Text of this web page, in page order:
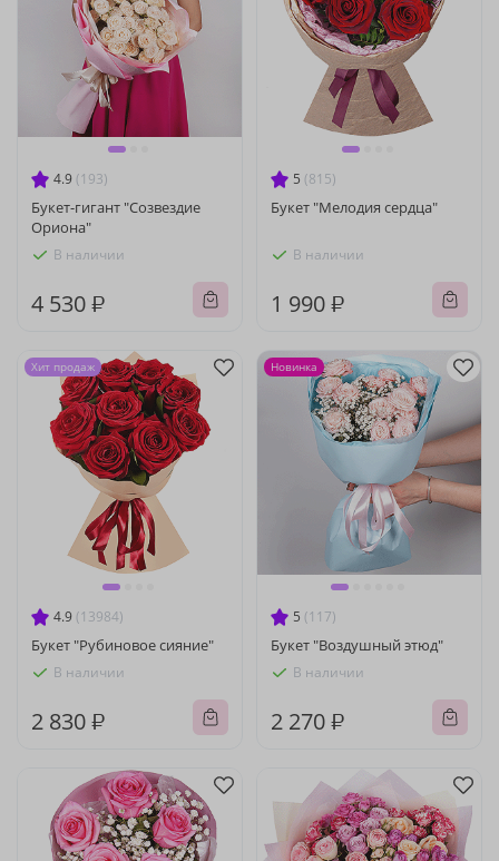
4.9 (193)
Букет-гигант "Созвездие
Ориона"
В наличии
4 530 ₽
5 (815)
Букет "Мелодия сердца"
В наличии
1 990 ₽
4.9 (13984)
Букет "Рубиновое сияние"
В наличии
2 830 ₽
Хит продаж
5 (117)
Букет "Воздушный этюд"
В наличии
2 270 ₽
Новинка